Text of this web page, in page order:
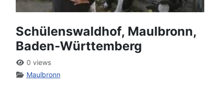
Schülenswaldhof, Maulbronn,
Baden-Württemberg
0 views
Maulbronn